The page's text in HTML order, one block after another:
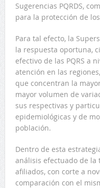
Sugerencias PQRDS,
para la protección de
Para tal efecto, la
la respuesta oportuna,
efectivo de las PQRS a
atención en las
que concentran la
mayor volumen de
sus respectivas y
epidemiológicas y de
población.
Dentro de esta
análisis efectuado de la
afiliados, con corte a
comparación con el